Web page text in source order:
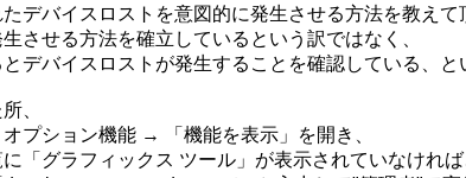
デバイスロストを意図的に発生させる方法を教えて
させる方法を確立しているという訳ではなく、
デバイスロストが発生することを確認している、と
、
プション機能 → 「機能を表示」を開き、
「グラフィックス ツール」が表示されていなけれ